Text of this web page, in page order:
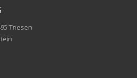
Triesen